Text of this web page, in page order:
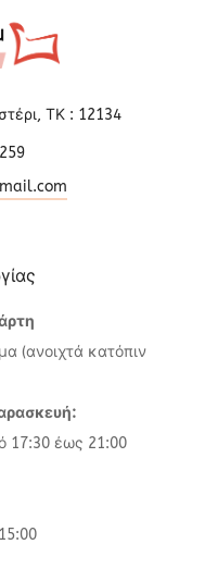
ΤΚ : 12134
(ανοιχτά κατόπιν
17:30 έως 21:00